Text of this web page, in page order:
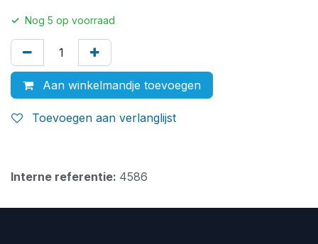
✓ Nog 5 op voorraad
Aan winkelmandje toevoegen
Toevoegen aan verlanglijst
Interne referentie: 4586